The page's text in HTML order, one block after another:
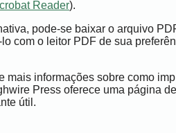
Reader).
pode-se baixar o arquivo
com o leitor PDF de sua
mais informações sobre como
Press oferece uma página
útil.